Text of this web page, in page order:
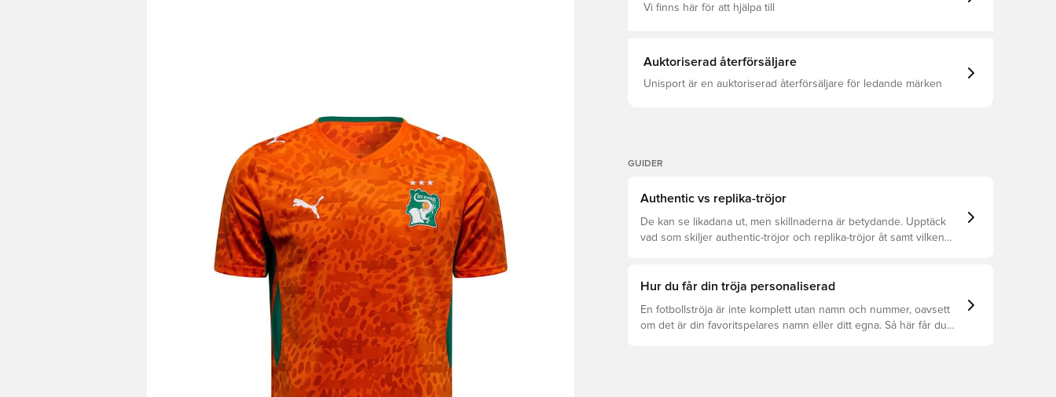
Vi finns här för att hjälpa till
Auktoriserad återförsäljare
Unisport är en auktoriserad återförsäljare för ledande märken
GUIDER
Authentic vs replika-tröjor
De kan se likadana ut, men skillnaderna är betydande. Upptäck
vad som skiljer authentic-tröjor och replika-tröjor åt samt vilken
Hur du får din tröja personaliserad
En fotbollströja är inte komplett utan namn och nummer, oavsett
om det är din favoritspelares namn eller ditt egna. Så här får du